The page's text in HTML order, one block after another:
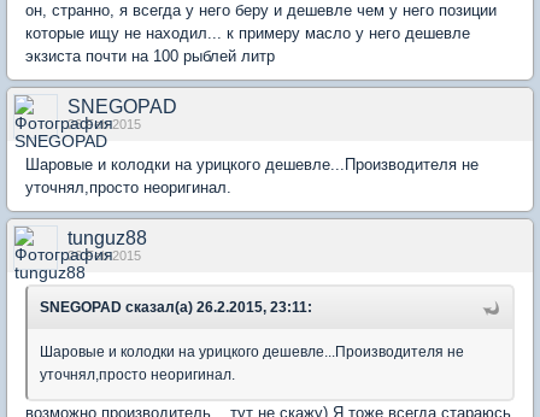
он, странно, я всегда у него беру и дешевле чем у него позиции
которые ищу не находил... к примеру масло у него дешевле
экзиста почти на 100 рыблей литр
SNEGOPAD
26 Feb 2015
Шаровые и колодки на урицкого дешевле...Производителя не
уточнял,просто неоригинал.
tunguz88
26 Feb 2015
SNEGOPAD сказал(а) 26.2.2015, 23:11:
Шаровые и колодки на урицкого дешевле...Производителя не
уточнял,просто неоригинал.
возможно производитель... тут не скажу) Я тоже всегда стараюсь